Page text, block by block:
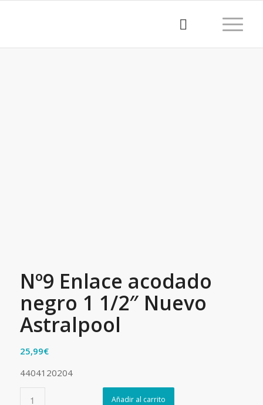
Nº9 Enlace acodado
negro 1 1/2″ Nuevo
Astralpool
25,99€
4404120204
Añadir al carrito